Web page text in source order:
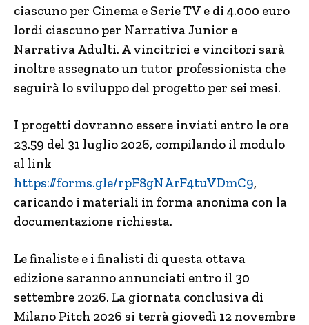
ciascuno per Cinema e Serie TV e di 4.000 euro
lordi ciascuno per Narrativa Junior e
Narrativa Adulti. A vincitrici e vincitori sarà
inoltre assegnato un tutor professionista che
seguirà lo sviluppo del progetto per sei mesi.
I progetti dovranno essere inviati entro le ore
23.59 del 31 luglio 2026, compilando il modulo
al link
https://forms.gle/rpF8gNArF4tuVDmC9,
caricando i materiali in forma anonima con la
documentazione richiesta.
Le finaliste e i finalisti di questa ottava
edizione saranno annunciati entro il 30
settembre 2026. La giornata conclusiva di
Milano Pitch 2026 si terrà giovedì 12 novembre